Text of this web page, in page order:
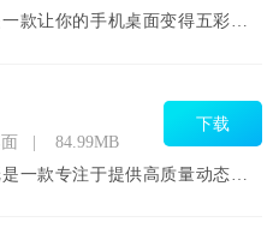
的手机桌面变得五彩缤纷的贴心伙伴，专为爱美化
84.99MB
注于提供高质量动态与静态壁纸资源的手机应用，
下载